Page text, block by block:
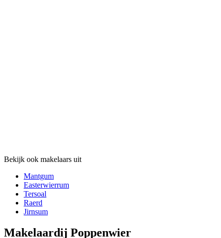
Bekijk ook makelaars uit
Mantgum
Easterwierrum
Tersoal
Raerd
Jirnsum
Makelaardij Poppenwier